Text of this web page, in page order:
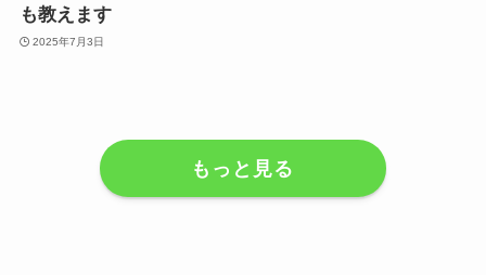
も教えます
2025年7月3日
もっと見る